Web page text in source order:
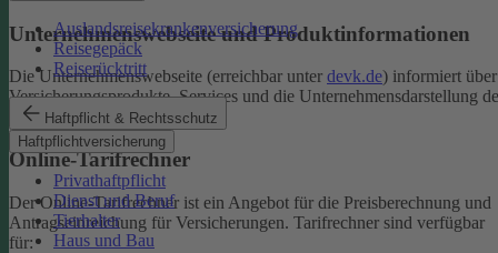
Auslandsreisekrankenversicherung
Reisegepäck
Reiserücktritt
Haftpflicht & Rechtsschutz
Haftpflichtversicherung
Privathaftpflicht
Dienst und Beruf
Tierhalter
Haus und Bau
Unternehmenswebseite und Produktinformationen
Die Unternehmenswebseite (erreichbar unter devk.de) informiert über
Versicherungsprodukte, Services und die Unternehmensdarstellung
DEVK.
Online-Tarifrechner
Der Online-Tarifrechner ist ein Angebot für die Preisberechnung und
Antragseinreichung für Versicherungen. Tarifrechner sind verfügbar
für: